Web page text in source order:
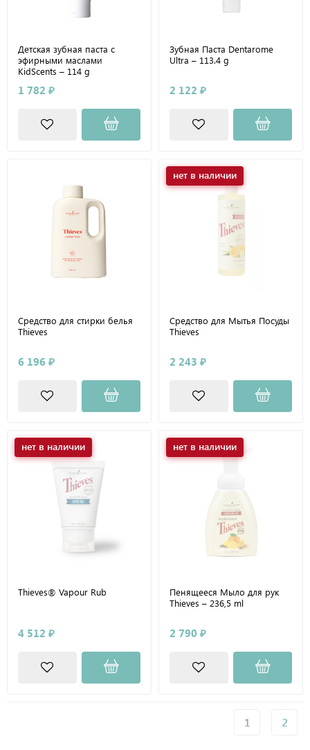
Детская зубная паста с
эфирными маслами
KidScents – 114 g
1 782 ₽
Зубная Паста Dentarome
Ultra – 113.4 g
2 122 ₽
Средство для стирки белья
Thieves
6 196 ₽
нет в наличии
Средство для Мытья Посуды
Thieves
2 243 ₽
нет в наличии
Thieves® Vapour Rub
4 512 ₽
нет в наличии
Пенящееся Мыло для рук
Thieves – 236,5 ml
2 790 ₽
1 2